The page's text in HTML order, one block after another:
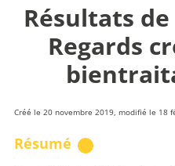
Résultats
Regards
Créé le 20 novembre 2019, modifié le 18
Résumé